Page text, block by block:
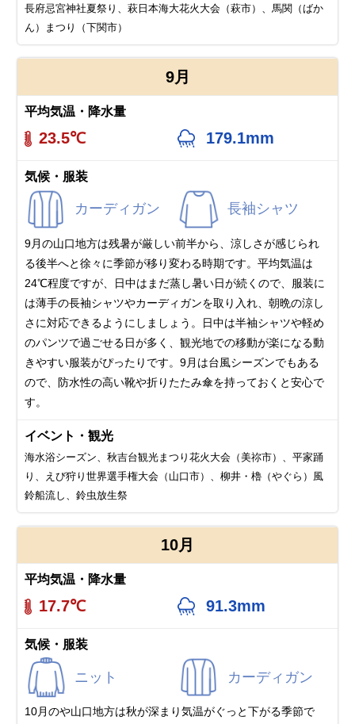
長府忌宮神社夏祭り、萩日本海大花火大会（萩市）、馬関（ばか
ん）まつり（下関市）
9月
平均気温・降水量
23.5℃ 179.1mm
気候・服装
カーディガン 長袖シャツ
9月の山口地方は残暑が厳しい前半から、涼しさが感じられ
る後半へと徐々に季節が移り変わる時期です。平均気温は
24℃程度ですが、日中はまだ蒸し暑い日が続くので、服装に
は薄手の長袖シャツやカーディガンを取り入れ、朝晩の涼し
さに対応できるようにしましょう。日中は半袖シャツや軽め
のパンツで過ごせる日が多く、観光地での移動が楽になる動
きやすい服装がぴったりです。9月は台風シーズンでもある
ので、防水性の高い靴や折りたたみ傘を持っておくと安心で
す。
イベント・観光
海水浴シーズン、秋吉台観光まつり花火大会（美祢市）、平家踊
り、えび狩り世界選手権大会（山口市）、柳井・櫓（やぐら）風
鈴船流し、鈴虫放生祭
10月
平均気温・降水量
17.7℃ 91.3mm
気候・服装
ニット カーディガン
10月のや山口地方は秋が深まり気温がぐっと下がる季節で